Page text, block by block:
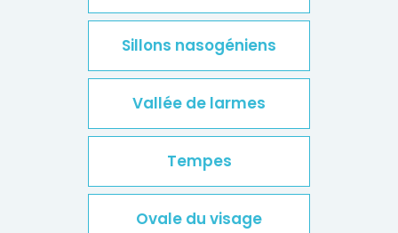
Sillons nasogéniens
Vallée de larmes
Tempes
Ovale du visage